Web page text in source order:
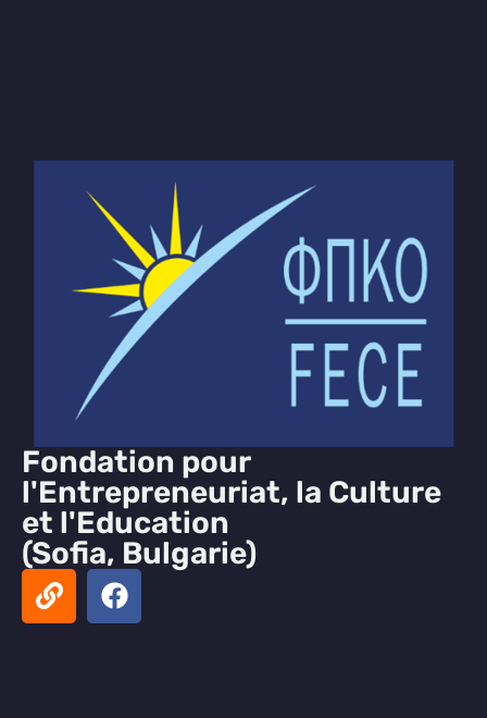
Fondation pour
l'Entrepreneuriat, la Culture
et l'Education
(Sofia, Bulgarie)